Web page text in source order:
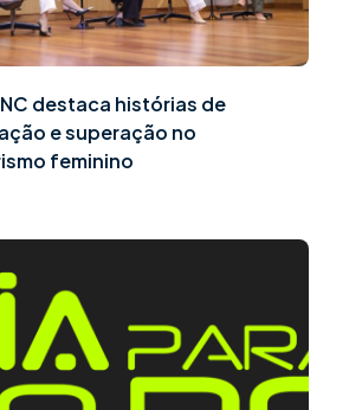
destaca histórias de
e superação no
feminino